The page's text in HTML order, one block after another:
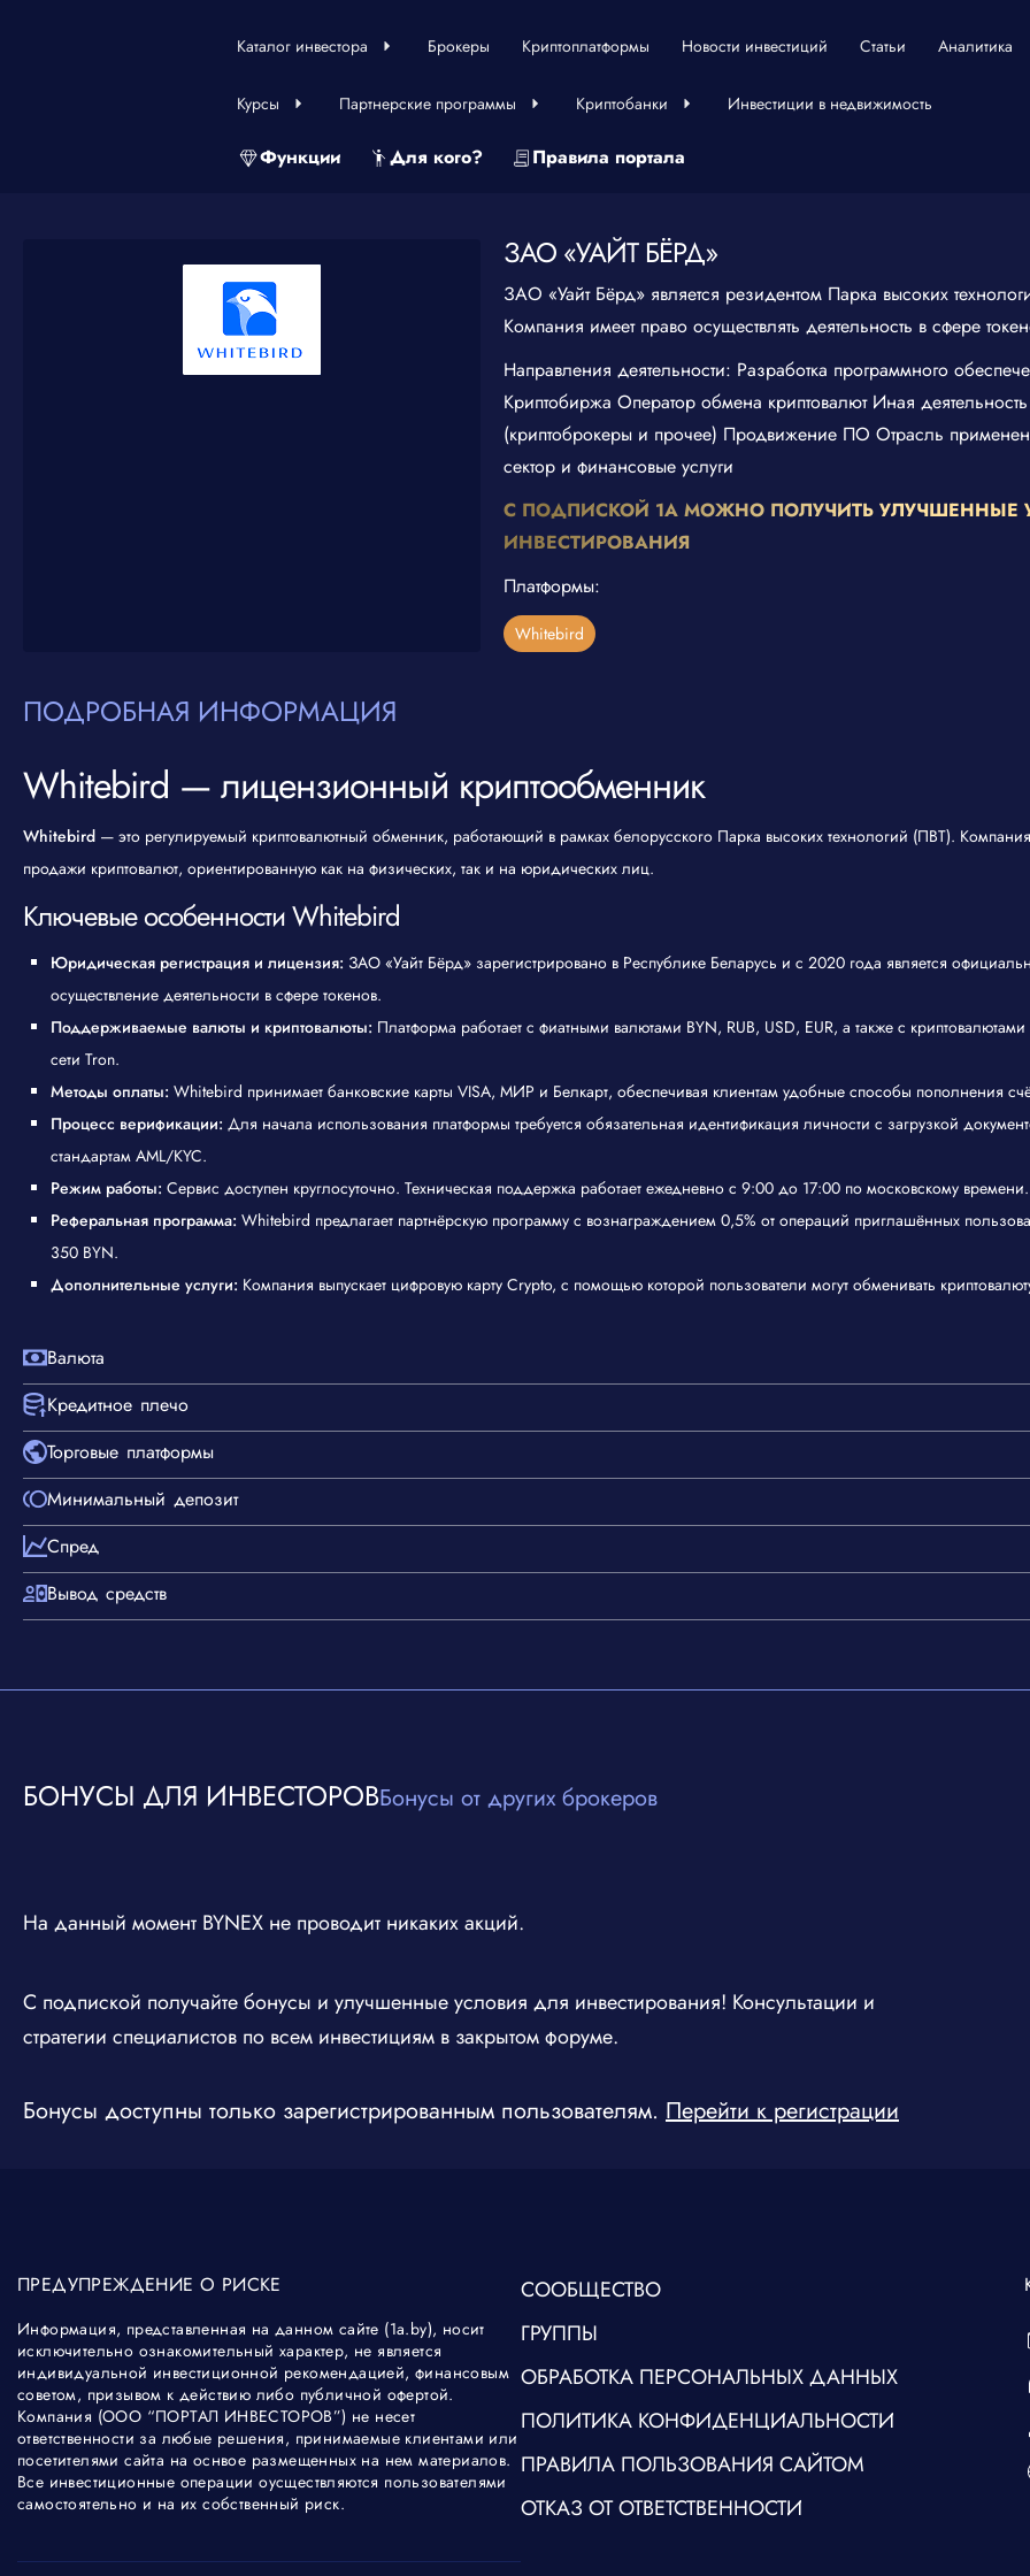
Каталог инвестора Брокеры Криптоплатформы Новости инвестиций Статьи Аналитика
Курсы Партнерские программы Криптобанки Инвестиции в недвижимость
Функции Для кого? Правила портала
ЗАО «УАЙТ БЁРД»
ЗАО «Уайт Бёрд» является резидентом Парка высоких
Компания имеет право осуществлять деятельность в сфере
Направления деятельности: Разработка программного
Криптобиржа Оператор обмена криптовалют Иная
(криптоброкеры и прочее) Продвижение ПО Отрасль
сектор и финансовые услуги
С ПОДПИСКОЙ 1А МОЖНО ПОЛУЧИТЬ УЛУЧШЕННЫЕ
ИНВЕСТИРОВАНИЯ
Платформы:
Whitebird
ПОДРОБНАЯ ИНФОРМАЦИЯ
Whitebird — лицензионный криптообменник
Whitebird — это регулируемый криптовалютный обменник, работающий в рамках белорусского Парка высоких технологий (ПВТ).
продажи криптовалют, ориентированную как на физических, так и на юридических лиц.
Ключевые особенности Whitebird
Юридическая регистрация и лицензия: ЗАО «Уайт Бёрд» зарегистрировано в Республике Беларусь и с 2020 года является
осуществление деятельности в сфере токенов.
Поддерживаемые валюты и криптовалюты: Платформа работает с фиатными валютами BYN, RUB, USD, EUR, а также с
сети Tron.
Методы оплаты: Whitebird принимает банковские карты VISA, МИР и Белкарт, обеспечивая клиентам удобные способы пополнения
Процесс верификации: Для начала использования платформы требуется обязательная идентификация личности с загрузкой
стандартам AML/KYC.
Режим работы: Сервис доступен круглосуточно. Техническая поддержка работает ежедневно с 9:00 до 17:00 по московскому времени.
Реферальная программа: Whitebird предлагает партнёрскую программу с вознаграждением 0,5% от операций приглашённых
350 BYN.
Дополнительные услуги: Компания выпускает цифровую карту Crypto, с помощью которой пользователи могут обменивать
Валюта
Кредитное плечо
Торговые платформы
Минимальный депозит
Спред
Вывод средств
БОНУСЫ ДЛЯ ИНВЕСТОРОВБонусы от других брокеров
На данный момент BYNEX не проводит никаких акций.
С подпиской получайте бонусы и улучшенные условия для инвестирования! Консультации и
стратегии специалистов по всем инвестициям в закрытом форуме.
Бонусы доступны только зарегистрированным пользователям. Перейти к регистрации
ПРЕДУПРЕЖДЕНИЕ О РИСКЕ
Информация, представленная на данном сайте (1а.by), носит
исключительно ознакомительный характер, не является
индивидуальной инвестиционной рекомендацией, финансовым
советом, призывом к действию либо публичной офертой.
Компания (ООО “ПОРТАЛ ИНВЕСТОРОВ”) не несет
ответственности за любые решения, принимаемые клиентами или
посетителями сайта на оснвое размещенных на нем материалов.
Все инвестиционные операции оусществляются пользователями
самостоятельно и на их собственный риск.
СООБЩЕСТВО
ГРУППЫ
ОБРАБОТКА ПЕРСОНАЛЬНЫХ ДАННЫХ
ПОЛИТИКА КОНФИДЕНЦИАЛЬНОСТИ
ПРАВИЛА ПОЛЬЗОВАНИЯ САЙТОМ
ОТКАЗ ОТ ОТВЕТСТВЕННОСТИ